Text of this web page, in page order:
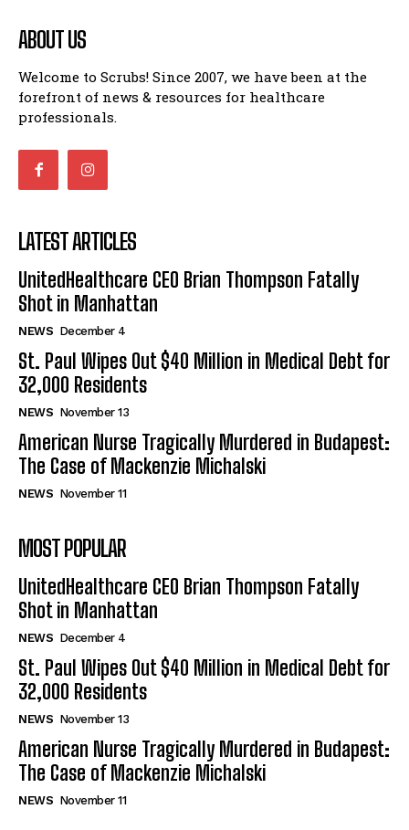
ABOUT US
Welcome to Scrubs! Since 2007, we have been at the
forefront of news & resources for healthcare
professionals.
LATEST ARTICLES
UnitedHealthcare CEO Brian Thompson Fatally
Shot in Manhattan
NEWS December 4
St. Paul Wipes Out $40 Million in Medical Debt for
32,000 Residents
NEWS November 13
American Nurse Tragically Murdered in Budapest:
The Case of Mackenzie Michalski
NEWS November 11
MOST POPULAR
UnitedHealthcare CEO Brian Thompson Fatally
Shot in Manhattan
NEWS December 4
St. Paul Wipes Out $40 Million in Medical Debt for
32,000 Residents
NEWS November 13
American Nurse Tragically Murdered in Budapest:
The Case of Mackenzie Michalski
NEWS November 11